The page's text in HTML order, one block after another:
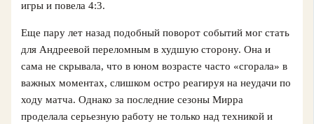
игры и повела 4:3.
Еще пару лет назад подобный поворот событий мог стать
для Андреевой переломным в худшую сторону. Она и
сама не скрывала, что в юном возрасте часто «сгорала» в
важных моментах, слишком остро реагируя на неудачи по
ходу матча. Однако за последние сезоны Мирра
проделала серьезную работу не только над техникой и